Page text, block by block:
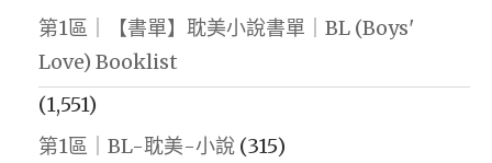
第1區｜【書單】耽美小說書單｜BL (Boys'
Love) Booklist
(1,551)
第1區｜BL-耽美-小說 (315)